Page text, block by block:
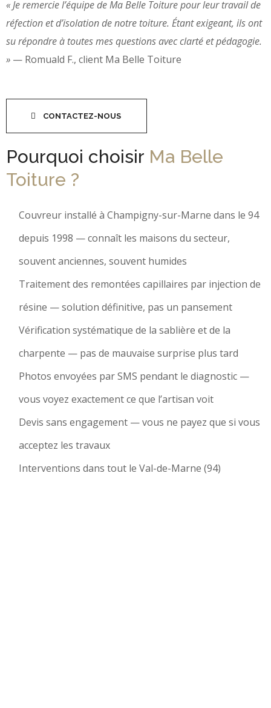
« Je remercie l’équipe de Ma Belle Toiture pour leur travail de
réfection et d’isolation de notre toiture. Étant exigeant, ils ont
su répondre à toutes mes questions avec clarté et pédagogie.
» — Romuald F., client Ma Belle Toiture
CONTACTEZ-NOUS
Pourquoi choisir Ma Belle
Toiture ?
Couvreur installé à Champigny-sur-Marne dans le 94
depuis 1998 — connaît les maisons du secteur,
souvent anciennes, souvent humides
Traitement des remontées capillaires par injection de
résine — solution définitive, pas un pansement
Vérification systématique de la sablière et de la
charpente — pas de mauvaise surprise plus tard
Photos envoyées par SMS pendant le diagnostic —
vous voyez exactement ce que l’artisan voit
Devis sans engagement — vous ne payez que si vous
acceptez les travaux
Interventions dans tout le Val-de-Marne (94)